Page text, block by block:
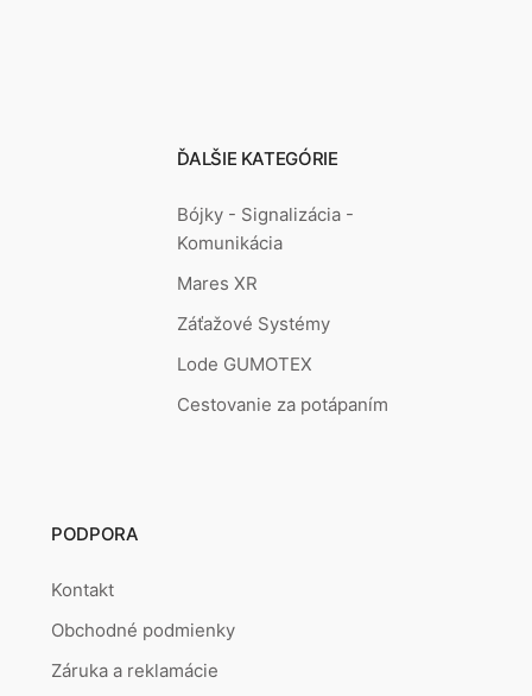
ĎALŠIE KATEGÓRIE
Bójky - Signalizácia -
Komunikácia
Mares XR
Záťažové Systémy
Lode GUMOTEX
Cestovanie za potápaním
PODPORA
Kontakt
Obchodné podmienky
Záruka a reklamácie